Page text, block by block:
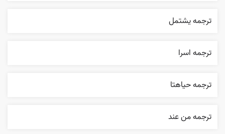
ترجمه يشتمل
ترجمه اسرا
ترجمه حياهتا
ترجمه من عند